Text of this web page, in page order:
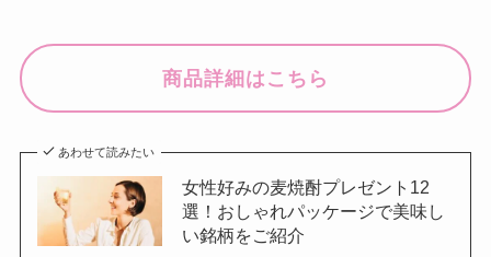
商品詳細はこちら
あわせて読みたい
女性好みの麦焼酎プレゼント12
選！おしゃれパッケージで美味し
い銘柄をご紹介